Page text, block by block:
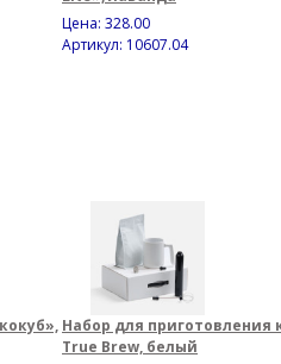
Цена: 328.00
Артикул: 10607.04
Набор для приготовления
True Brew, белый